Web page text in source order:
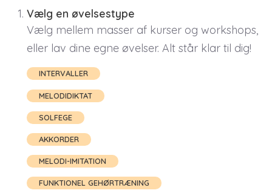
Vælg en øvelsestype
Vælg mellem masser af kurser og workshops,
eller lav dine egne øvelser. Alt står klar til dig!
INTERVALLER
MELODIDIKTAT
SOLFEGE
AKKORDER
MELODI-IMITATION
FUNKTIONEL GEHØRTRÆNING